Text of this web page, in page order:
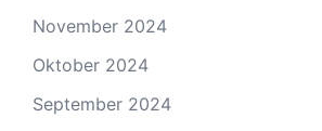
November 2024
Oktober 2024
September 2024